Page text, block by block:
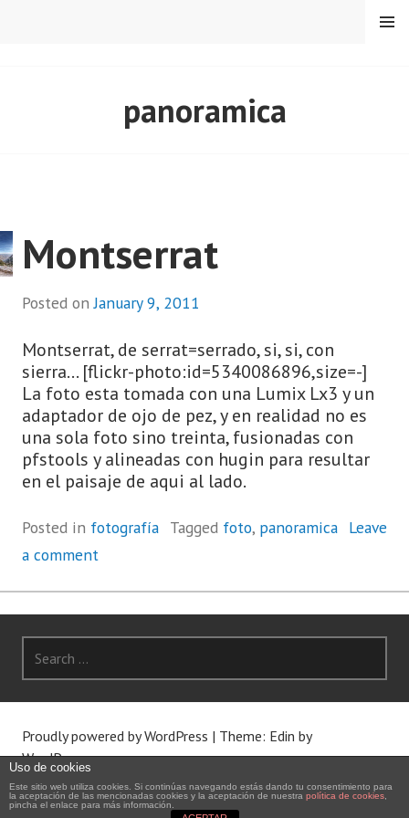
MENU
panoramica
Montserrat
Posted onJanuary 9, 2011
Montserrat, de serrat=serrado, si, si, con
sierra... [flickr-photo:id=5340086896,size=-]
La foto esta tomada con una Lumix Lx3 y un
adaptador de ojo de pez, y en realidad no es
una sola foto sino treinta, fusionadas con
pfstools y alineadas con hugin para resultar
en el paisaje de aqui al lado.
Posted in fotografía Tagged foto, panoramica Leave
a comment
for:
Proudly powered by WordPress | Theme: Edin by
WordPress.com.
SKETCHFAB
Uso de cookies
Este sitio web utiliza cookies. Si continúas navegando estás dando tu consentimiento para
la aceptación de las mencionadas cookies y la aceptación de nuestra política de cookies
pincha el enlace para más información.